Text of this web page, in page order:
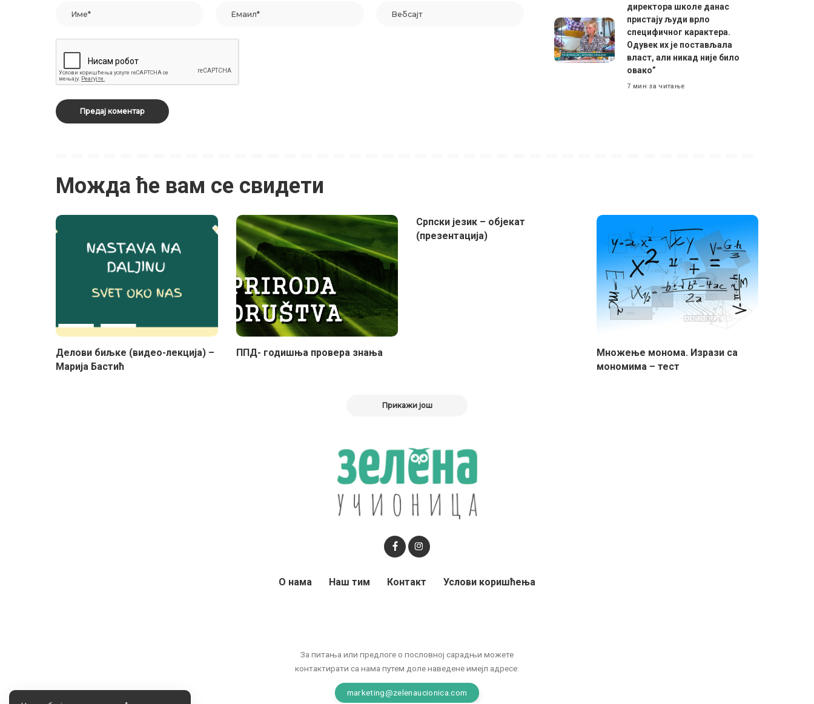
директора школе данас
пристају људи врло
специфичног карактера.
Одувек их је постављала
власт, али никад није било
овако”
7 мин за читање
Можда ће вам се свидети
Делови биљке (видео-лекција) –
Марија Бастић
ППД- годишња провера знања
Српски језик – објекат
(презентација)
Множење монома. Изрази са
мономима – тест
Прикажи још
За питања или предлоге о пословној сарадњи можете
контактирати са нама путем доле наведене имејл адресе:
marketing@zelenaucionica.com
О нама Наш тим Контакт Услови коришћења